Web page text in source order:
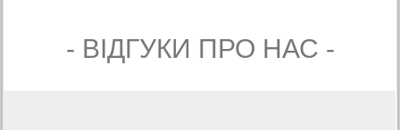
- ВIДГУКИ ПРО НАС -